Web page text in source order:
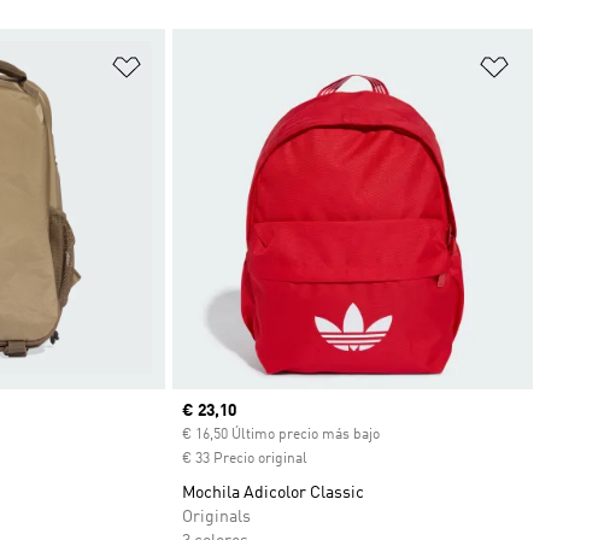
Precio actual
€ 23,10
€ 16,50 Último precio más bajo
€ 33 Precio original
Mochila Adicolor Classic
Originals